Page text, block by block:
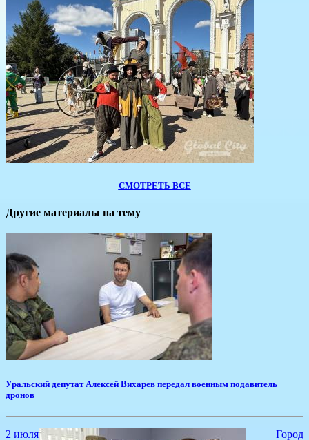
СМОТРЕТЬ ВСЕ
Другие материалы на тему
Уральский депутат Алексей Вихарев передал военным подавитель
дронов
2 июля Город